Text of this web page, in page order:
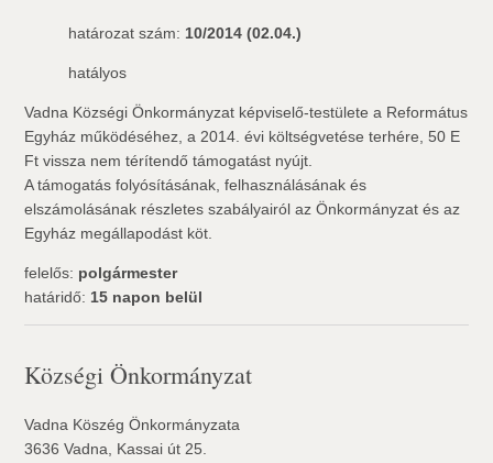
határozat szám: 10/2014 (02.04.)
hatályos
Vadna Községi Önkormányzat képviselő-testülete a Református
Egyház működéséhez, a 2014. évi költségvetése terhére, 50 E
Ft vissza nem térítendő támogatást nyújt.
A támogatás folyósításának, felhasználásának és
elszámolásának részletes szabályairól az Önkormányzat és az
Egyház megállapodást köt.
felelős: polgármester
határidő: 15 napon belül
Községi Önkormányzat
Vadna Köszég Önkormányzata
3636 Vadna, Kassai út 25.